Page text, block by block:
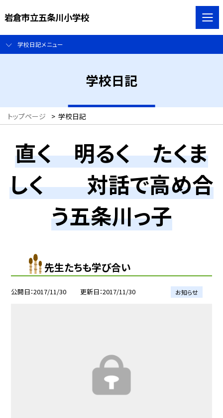
岩倉市立五条川小学校
学校日記メニュー
学校日記
トップページ > 学校日記
直く 明るく たくま
しく 対話で高め合
う五条川っ子
先生たちも学び合い
公開日 2017/11/30 更新日 2017/11/30 お知らせ